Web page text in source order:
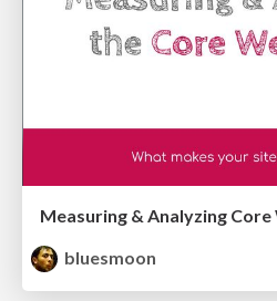
Measuring & Analyzing
bluesmoon